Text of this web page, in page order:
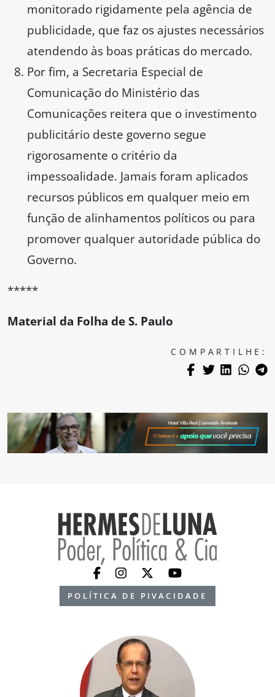
monitorado rigidamente pela agência de
publicidade, que faz os ajustes necessários
atendendo às boas práticas do mercado.
Por fim, a Secretaria Especial de
Comunicação do Ministério das
Comunicações reitera que o investimento
publicitário deste governo segue
rigorosamente o critério da
impessoalidade. Jamais foram aplicados
recursos públicos em qualquer meio em
função de alinhamentos políticos ou para
promover qualquer autoridade pública do
Governo.
*****
Material da Folha de S. Paulo
COMPARTILHE:
POLÍTICA DE PIVACIDADE